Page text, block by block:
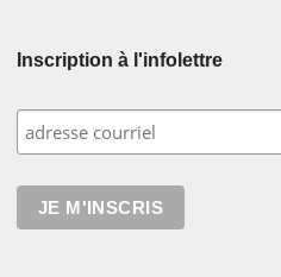
Inscription à l'infolettre